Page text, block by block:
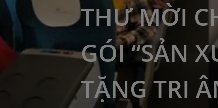
THƯ MỜI
GÓI “SẢN
TẶNG TRI